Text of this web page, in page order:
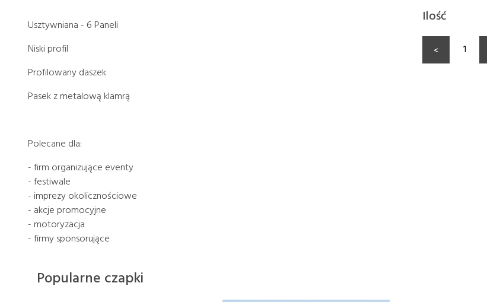
Usztywniana - 6 Paneli
Niski profil
Profilowany daszek
Pasek z metalową klamrą
Polecane dla:
- firm organizujące eventy
- festiwale
- imprezy okolicznościowe
- akcje promocyjne
- motoryzacja
- firmy sponsorujące
Ilość
<
Popularne czapki